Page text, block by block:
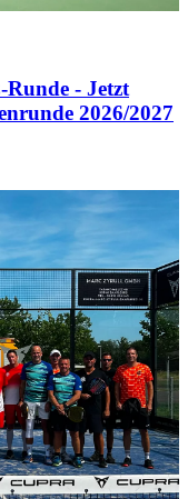
- Jetzt
2026/2027